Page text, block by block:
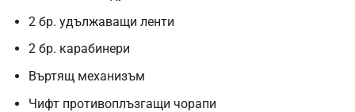
2 бр. удължаващи ленти
2 бр. карабинери
Въртящ механизъм
Чифт противоплъзгащи чорапи